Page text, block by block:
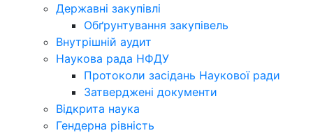
Державні закупівлі
Обґрунтування закупівель
Внутрішній аудит
Наукова рада НФДУ
Протоколи засідань Наукової ради
Затверджені документи
Відкрита наука
Гендерна рівність